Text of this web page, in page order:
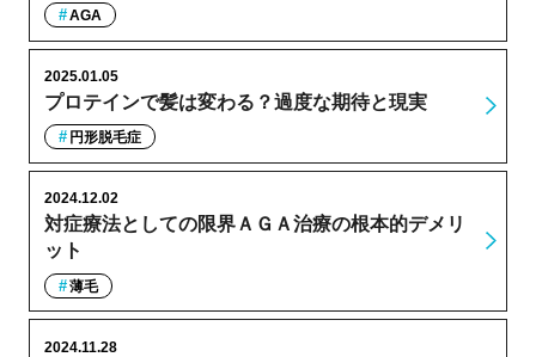
AGA
プロテインで髪は変わる？過度な期待と現実
2025.01.05
円形脱毛症
対症療法としての限界ＡＧＡ治療の根本的デメリ
ット
2024.12.02
薄毛
2024.11.28